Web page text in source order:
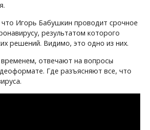
что Игорь Бабушкин проводит срочное
результатом которого
решений. Видимо, это одно из них.
отвечают на вопросы
Где разъясняют все, что